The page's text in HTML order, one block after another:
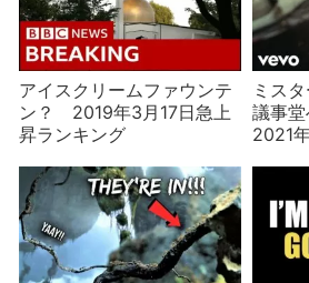
アイスクリームファウンテ
ン？ 2019年3月17日急上
昇ランキング
ミス
議事
2021